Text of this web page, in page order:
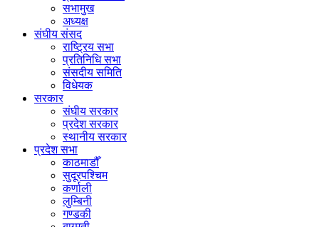
सभामुख
अध्यक्ष
संघीय संसद
राष्ट्रिय सभा
प्रतिनिधि सभा
संसदीय समिति
विधेयक
सरकार
संघीय सरकार
प्रदेश सरकार
स्थानीय सरकार
प्रदेश सभा
काठमाडौँ
सुदूरपश्चिम
कर्णाली
लुम्बिनी
गण्डकी